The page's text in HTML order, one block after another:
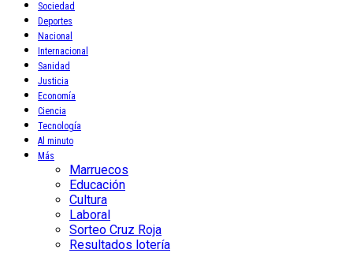
Sociedad
Deportes
Nacional
Internacional
Sanidad
Justicia
Economía
Ciencia
Tecnología
Al minuto
Más
Marruecos
Educación
Cultura
Laboral
Sorteo Cruz Roja
Resultados lotería